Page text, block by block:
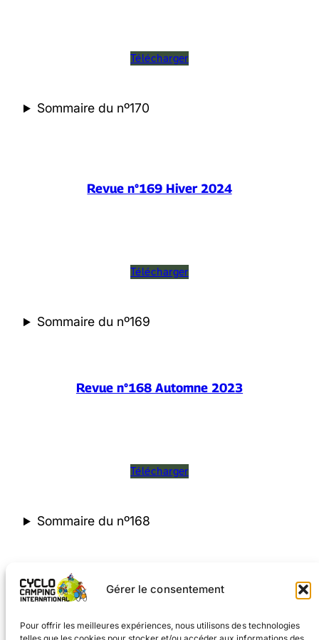
Gérer le consentement
Pour offrir les meilleures expériences, nous utilisons des technologies
Télécharger
Sommaire du nº170
Revue n°169 Hiver 2024
Télécharger
Sommaire du nº169
Revue n°168 Automne 2023
Télécharger
Sommaire du nº168
Numéros plus récents 1 2 3 4
45